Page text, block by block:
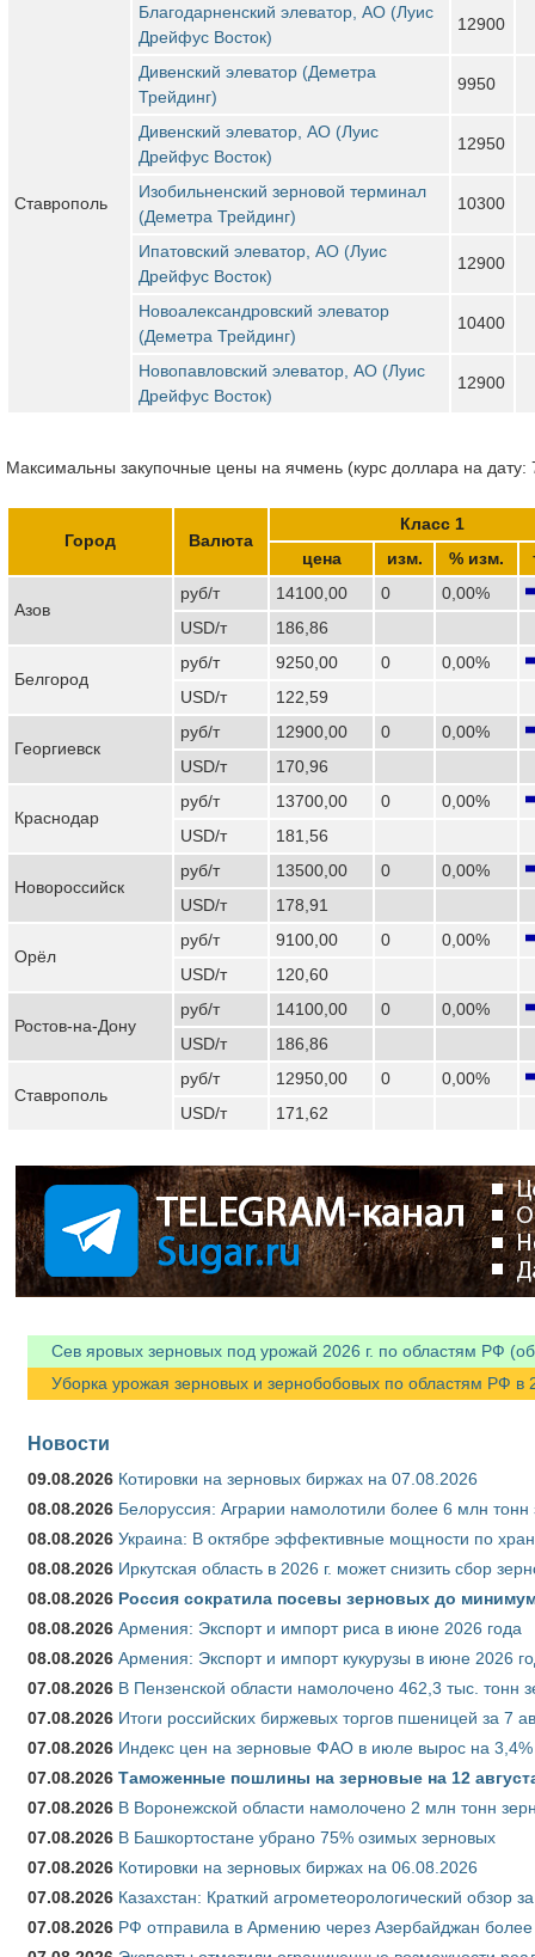
Ставрополь
Благодарненский элеватор, АО (Луис
Дрейфус Восток)
12900
Дивенский элеватор (Деметра
Трейдинг)
9950
Дивенский элеватор, АО (Луис
Дрейфус Восток)
12950
Изобильненский зерновой терминал
(Деметра Трейдинг)
10300
Ипатовский элеватор, АО (Луис
Дрейфус Восток)
12900
Новоалександровский элеватор
(Деметра Трейдинг)
10400
Новопавловский элеватор, АО (Луис
Дрейфус Восток)
12900
Максимальны закупочные цены на ячмень (курс доллара на дату:
Город Валюта
Класс 1
цена
изм. % изм.
Азов
руб/т 14100,00 0
0,00%
USD/т
186,86
Белгород
руб/т 9250,00 0
0,00%
USD/т
122,59
Георгиевск
руб/т 12900,00 0
0,00%
USD/т
170,96
Краснодар
руб/т 13700,00 0
0,00%
USD/т
181,56
Новороссийск
руб/т 13500,00 0
0,00%
USD/т
178,91
Орёл
руб/т 9100,00 0
0,00%
USD/т
120,60
Ростов-на-Дону
руб/т 14100,00 0
0,00%
USD/т
186,86
Ставрополь
руб/т 12950,00 0
0,00%
USD/т
171,62
Сев яровых зерновых под урожай 2026 г. по областям РФ
Уборка урожая зерновых и зернобобовых по областям РФ в
Новости
09.08.2026 Котировки на зерновых биржах на 07.08.2026
08.08.2026 Белоруссия: Аграрии намолотили более 6 млн тонн
08.08.2026 Украина: В октябре эффективные мощности по
08.08.2026 Иркутская область в 2026 г. может снизить сбор
08.08.2026 Россия сократила посевы зерновых до
08.08.2026 Армения: Экспорт и импорт риса в июне 2026 года
08.08.2026 Армения: Экспорт и импорт кукурузы в июне 2026
07.08.2026 В Пензенской области намолочено 462,3 тыс. тонн
07.08.2026 Итоги российских биржевых торгов пшеницей за 7
07.08.2026 Индекс цен на зерновые ФАО в июле вырос на 3,4%
07.08.2026 Таможенные пошлины на зерновые на 12
07.08.2026 В Воронежской области намолочено 2 млн тонн
07.08.2026 В Башкортостане убрано 75% озимых зерновых
07.08.2026 Котировки на зерновых биржах на 06.08.2026
07.08.2026 Казахстан: Краткий агрометеорологический обзор
07.08.2026 РФ отправила в Армению через Азербайджан более